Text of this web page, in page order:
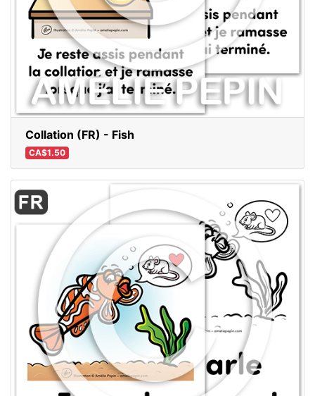
Collation (FR) - Fish
CA$1.50